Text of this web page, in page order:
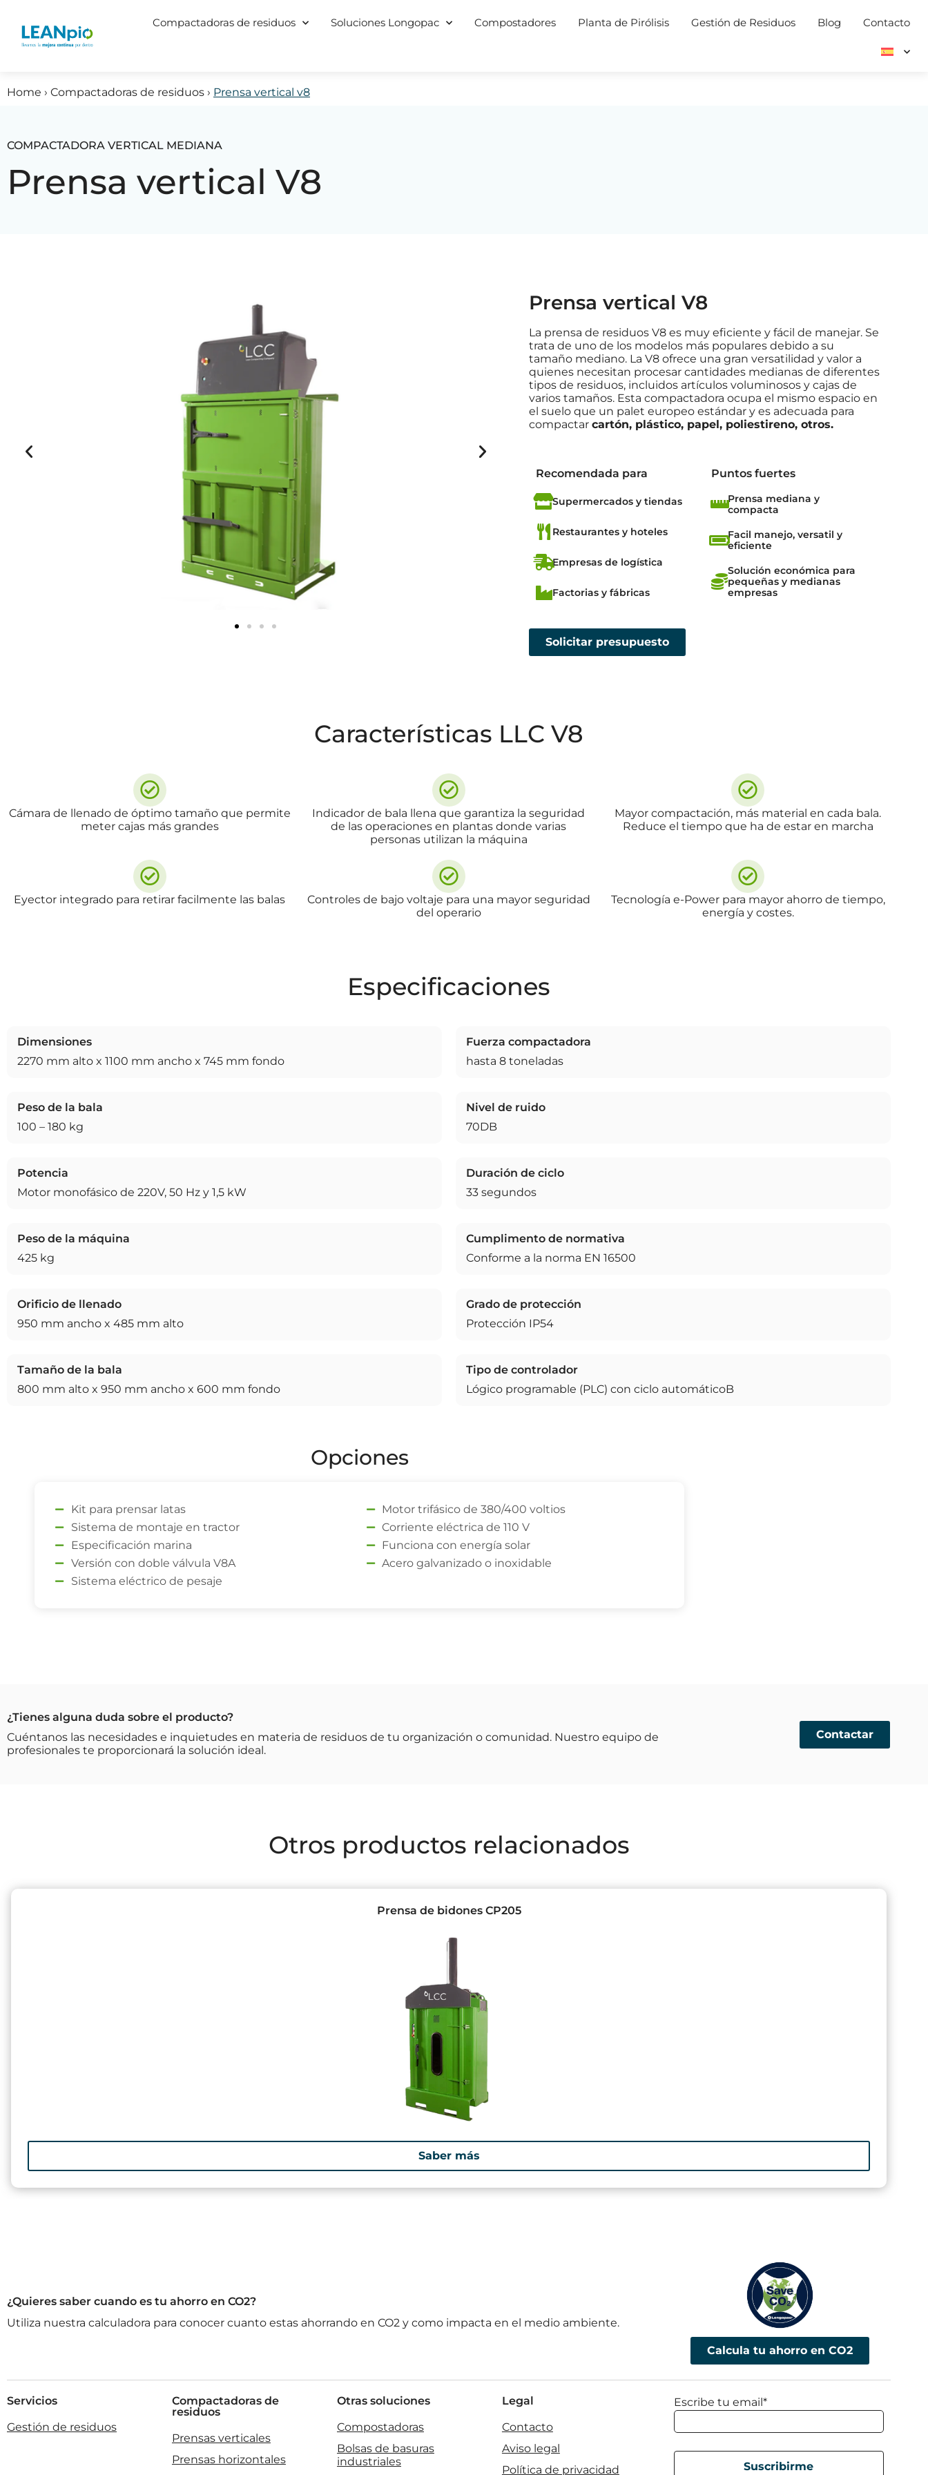
Compactadoras de residuos Soluciones Longopac Compostadores Planta de Pirólisis Gestión de Residuos Blog Contacto
Home › Compactadoras de residuos › Prensa vertical v8
COMPACTADORA VERTICAL MEDIANA
Prensa vertical V8
Prensa vertical V8
La prensa de residuos V8 es muy eficiente y fácil de manejar. Se
trata de uno de los modelos más populares debido a su
tamaño mediano. La V8 ofrece una gran versatilidad y valor a
quienes necesitan procesar cantidades medianas de diferentes
tipos de residuos, incluidos artículos voluminosos y cajas de
varios tamaños. Esta compactadora ocupa el mismo espacio en
el suelo que un palet europeo estándar y es adecuada para
compactar cartón, plástico, papel, poliestireno, otros.
Recomendada para
Supermercados y tiendas
Restaurantes y hoteles
Empresas de logística
Factorias y fábricas
Puntos fuertes
Prensa mediana y
compacta
Facil manejo, versatil y
eficiente
Solución económica para
pequeñas y medianas
empresas
Solicitar presupuesto
Características LLC V8
Cámara de llenado de óptimo tamaño que permite
meter cajas más grandes
Indicador de bala llena que garantiza la seguridad
de las operaciones en plantas donde varias
personas utilizan la máquina
Mayor compactación, más material en cada bala.
Reduce el tiempo que ha de estar en marcha
Eyector integrado para retirar facilmente las balas
Controles de bajo voltaje para una mayor seguridad
del operario
Tecnología e-Power para mayor ahorro de tiempo,
energía y costes.
Especificaciones
Dimensiones
2270 mm alto x 1100 mm ancho x 745 mm fondo
Fuerza compactadora
hasta 8 toneladas
Peso de la bala
100 – 180 kg
Nivel de ruido
70DB
Potencia
Motor monofásico de 220V, 50 Hz y 1,5 kW
Duración de ciclo
33 segundos
Peso de la máquina
425 kg
Cumplimento de normativa
Conforme a la norma EN 16500
Orificio de llenado
950 mm ancho x 485 mm alto
Grado de protección
Protección IP54
Tamaño de la bala
800 mm alto x 950 mm ancho x 600 mm fondo
Tipo de controlador
Lógico programable (PLC) con ciclo automáticoB
Opciones
Kit para prensar latas
Sistema de montaje en tractor
Especificación marina
Versión con doble válvula V8A
Sistema eléctrico de pesaje
Motor trifásico de 380/400 voltios
Corriente eléctrica de 110 V
Funciona con energía solar
Acero galvanizado o inoxidable
¿Tienes alguna duda sobre el producto?
Cuéntanos las necesidades e inquietudes en materia de residuos de tu organización o comunidad. Nuestro equipo de
profesionales te proporcionará la solución ideal.​
Contactar
Otros productos relacionados
Prensa de bidones CP205
Saber más
¿Quieres saber cuando es tu ahorro en CO2?
Utiliza nuestra calculadora para conocer cuanto estas ahorrando en CO2 y como impacta en el medio ambiente.
Calcula tu ahorro en CO2
Servicios
Gestión de residuos
Compactadoras de
residuos
Prensas verticales
Prensas horizontales
Otras soluciones
Compostadoras
Bolsas de basuras
industriales
Legal
Contacto
Aviso legal
Política de privacidad
Escribe tu email*